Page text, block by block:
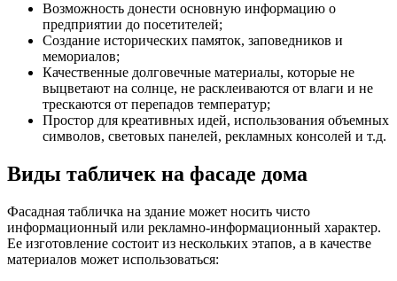
Возможность донести основную информацию о
предприятии до посетителей;
Создание исторических памяток, заповедников и
мемориалов;
Качественные долговечные материалы, которые не
выцветают на солнце, не расклеиваются от влаги и не
трескаются от перепадов температур;
Простор для креативных идей, использования объемных
символов, световых панелей, рекламных консолей и т.д.
Виды табличек на фасаде дома
Фасадная табличка на здание может носить чисто
информационный или рекламно-информационный характер.
Ее изготовление состоит из нескольких этапов, а в качестве
материалов может использоваться: